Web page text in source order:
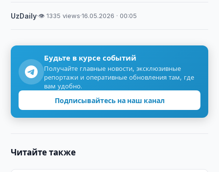
UzDaily·👁 1335 views·16.05.2026 · 00:05
Будьте в курсе событий
Получайте главные новости, эксклюзивные
репортажи и оперативные обновления там, где
вам удобно.
Подписывайтесь на наш канал
Читайте также